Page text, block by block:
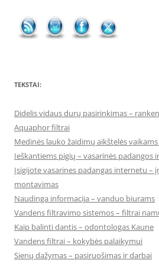
TEKSTAI:
Didelis vidaus durų pasirinkimas –
Aquaphor filtrai
Medinės lauko žaidimų aikštelės
Ieškantiems pigių – vasarinės padangos
Įsigijote vasarines padangas internetu –
montavimas
Naudinga informacija – vanduo biurams
Vandens filtravimo sistemos – filtrai
Kaip balinti dantis – odontologas Kaune
Vandens filtrai – kokybės palaikymui
Sienų dažymas – pasiruošimas ir darbai